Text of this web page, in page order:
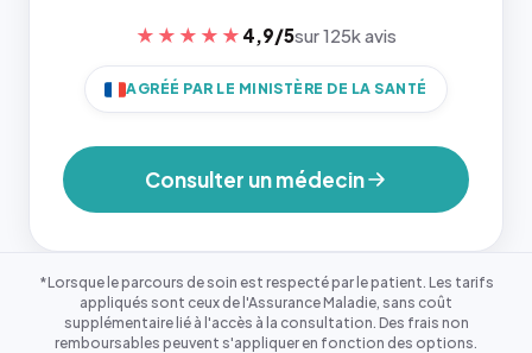
★★★★★ 4,9/5sur 125k avis
AGRÉÉ PAR LE MINISTÈRE DE LA SANTÉ
Consulter un médecin
*Lorsque le parcours de soin est respecté par le patient. Les tarifs
appliqués sont ceux de l'Assurance Maladie, sans coût
supplémentaire lié à l'accès à la consultation. Des frais non
remboursables peuvent s'appliquer en fonction des options.